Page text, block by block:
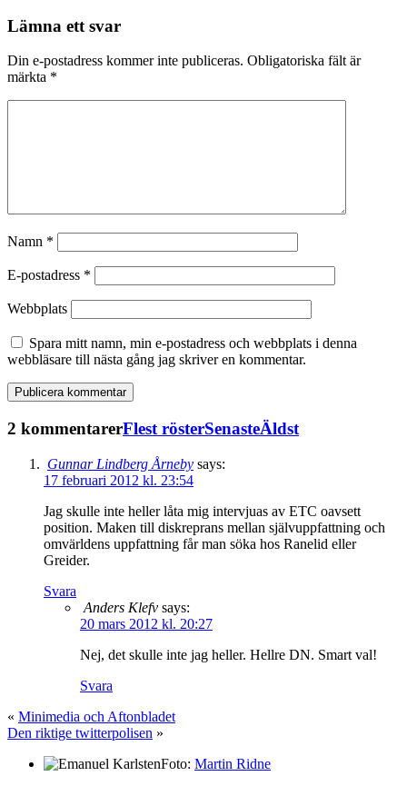
Lämna ett svar
Din e-postadress kommer inte publiceras. Obligatoriska fält är
märkta *
Namn *
E-postadress *
Webbplats
Spara mitt namn, min e-postadress och webbplats i denna
webbläsare till nästa gång jag skriver en kommentar.
2 kommentarerFlest rösterSenasteÄldst
Gunnar Lindberg Årneby says:
17 februari 2012 kl. 23:54
Jag skulle inte heller låta mig intervjuas av ETC oavsett
position. Maken till diskreprans mellan självuppfattning och
omvärldens uppfattning får man söka hos Ranelid eller
Greider.
Svara
Anders Klefv says:
20 mars 2012 kl. 20:27
Nej, det skulle inte jag heller. Hellre DN. Smart val!
Svara
« Minimedia och Aftonbladet
Den riktige twitterpolisen »
Foto: Martin Ridne